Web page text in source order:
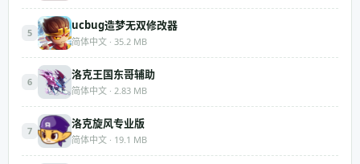
5
ucbug造梦无双修改器
简体中文 · 35.2 MB
6
洛克王国东哥辅助
简体中文 · 2.83 MB
7
洛克旋风专业版
简体中文 · 19.1 MB